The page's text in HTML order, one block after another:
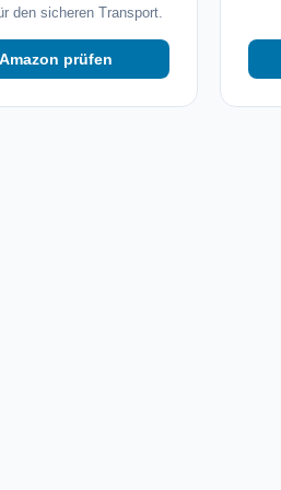
den sicheren Transport.
prüfen